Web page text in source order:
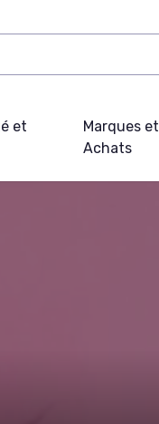
et
Marques et
Achats